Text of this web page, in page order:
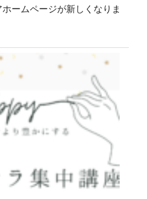
ームページが新しくなりま